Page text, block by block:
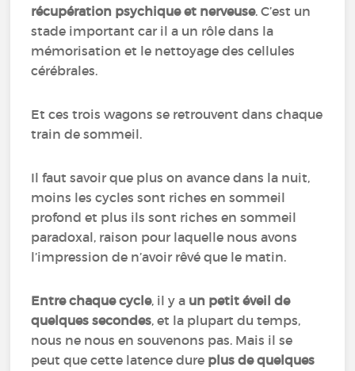
récupération psychique et nerveuse. C’est un
stade important car il a un rôle dans la
mémorisation et le nettoyage des cellules
cérébrales.
Et ces trois wagons se retrouvent dans chaque
train de sommeil.
Il faut savoir que plus on avance dans la nuit,
moins les cycles sont riches en sommeil
profond et plus ils sont riches en sommeil
paradoxal, raison pour laquelle nous avons
l’impression de n’avoir rêvé que le matin.
Entre chaque cycle, il y a un petit éveil de
quelques secondes, et la plupart du temps,
nous ne nous en souvenons pas. Mais il se
peut que cette latence dure plus de quelques